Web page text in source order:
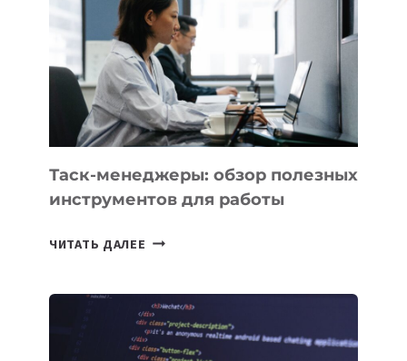
ДЛЯ
СОЗДАНИЯ
«ИСКУССТВЕННОГО
ИНЖЕНЕРА»
Таск-менеджеры: обзор полезных
инструментов для работы
ЧИТАТЬ ДАЛЕЕ ТАСК-
ПОЛЕЗНЫХ
ИНСТРУМЕНТОВ
ДЛЯ